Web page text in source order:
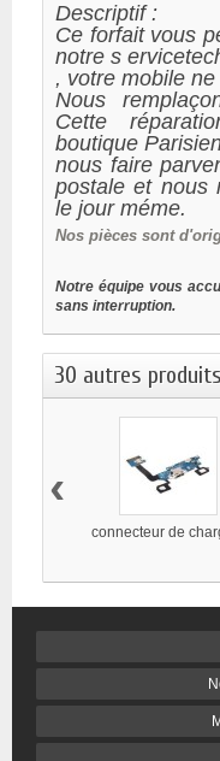
Descriptif :
Ce forfait vous
notre s
, votre mobile
Nous
Cette
boutique
nous faire
postale et nous
le jour méme.
Nos pièces sont
Notre équipe vous
sans interruption.
30 autres
connecteur de
‹